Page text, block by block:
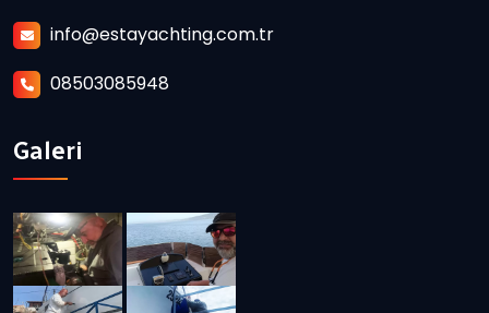
info@estayachting.com.tr
08503085948
Galeri